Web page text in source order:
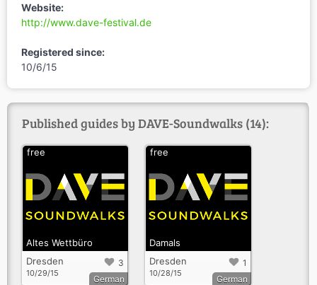
Website:
http://www.dave-festival.de
Registered since:
10/6/15
Published guides by DAVE-Soundwalks (14):
Altes Wettbüro
3
Dresden
10/29/15
free
German
Damals
1
Dresden
10/28/15
free
German